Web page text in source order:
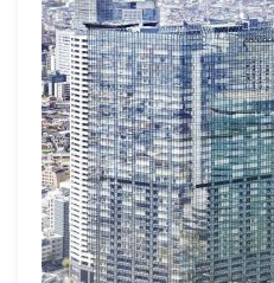
lees verder